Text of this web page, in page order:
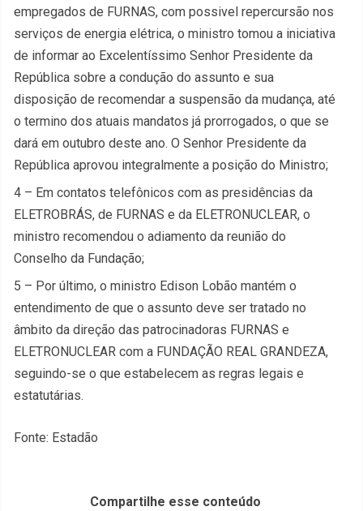
empregados de FURNAS, com possivel repercursão nos
serviços de energia elétrica, o ministro tomou a iniciativa
de informar ao Excelentíssimo Senhor Presidente da
República sobre a condução do assunto e sua
disposição de recomendar a suspensão da mudança, até
o termino dos atuais mandatos já prorrogados, o que se
dará em outubro deste ano. O Senhor Presidente da
República aprovou integralmente a posição do Ministro;
4 – Em contatos telefônicos com as presidências da
ELETROBRÁS, de FURNAS e da ELETRONUCLEAR, o
ministro recomendou o adiamento da reunião do
Conselho da Fundação;
5 – Por último, o ministro Edison Lobão mantém o
entendimento de que o assunto deve ser tratado no
âmbito da direção das patrocinadoras FURNAS e
ELETRONUCLEAR com a FUNDAÇÃO REAL GRANDEZA,
seguindo-se o que estabelecem as regras legais e
estatutárias.
Fonte: Estadão
Compartilhe esse conteúdo